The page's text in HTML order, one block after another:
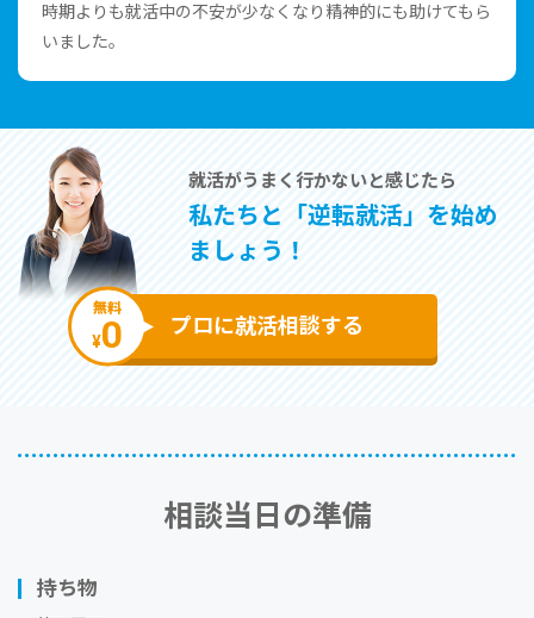
時期よりも就活中の不安が少なくなり精神的にも助けてもら
いました。
就活がうまく⾏かないと感じたら
私たちと「逆転就活」を始め
ましょう！
無料
¥0 プロに就活相談する
相談当⽇の準備
持ち物